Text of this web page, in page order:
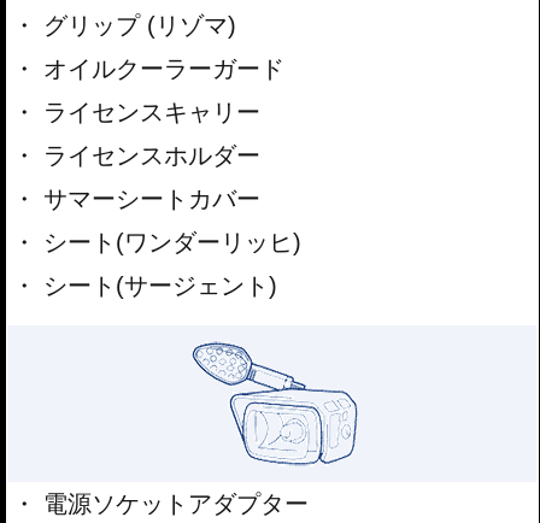
グリップ (リゾマ)
オイルクーラーガード
ライセンスキャリー
ライセンスホルダー
サマーシートカバー
シート(ワンダーリッヒ)
シート(サージェント)
電源ソケットアダプター